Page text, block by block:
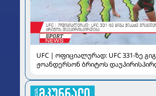
UFC | ოფიციალურად: UFC 331-ზე
ჟოანდერსონ ბრიტოს